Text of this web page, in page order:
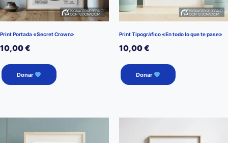
Print Portada «Secret Crown»
10,00€
Donar
Print Tipográfico «En todo lo que te pase»
10,00€
Donar